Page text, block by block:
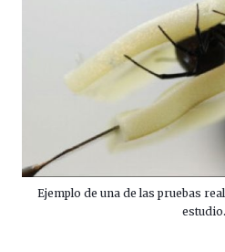
Ejemplo de una de las pruebas
estudio.